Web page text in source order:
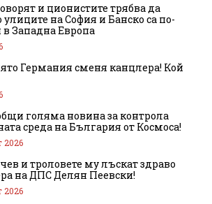
и ционистите трябва да
на София и Банско са по-
в Западна Европа
Германия сменя канцлера! Кой
голяма новина за контрола
среда на България от Космоса!
2026
и троловете му лъскат здраво
на ДПС Делян Пеевски!
2026